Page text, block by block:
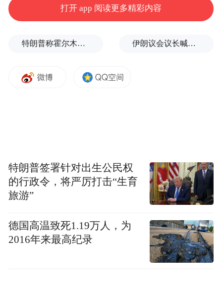
打开 app 阅读更多精彩内容
特朗普称霍尔木兹海峡协议尚未达成，正参与相关谈判 伊朗议会议长喊话：别再作秀了！
特朗普签署针对出生公民权
的行政令，将严厉打击“生育
旅游”
德国高温致死1.19万人，为
2016年来最高纪录